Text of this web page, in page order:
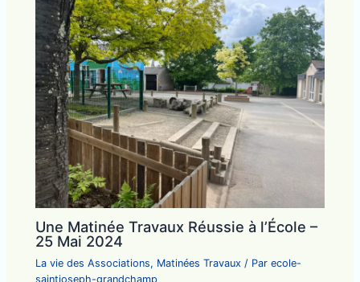
Une Matinée Travaux Réussie à l’École –
25 Mai 2024
La vie des Associations, Matinées Travaux / Parecole-
saintjoseph-grandchamp